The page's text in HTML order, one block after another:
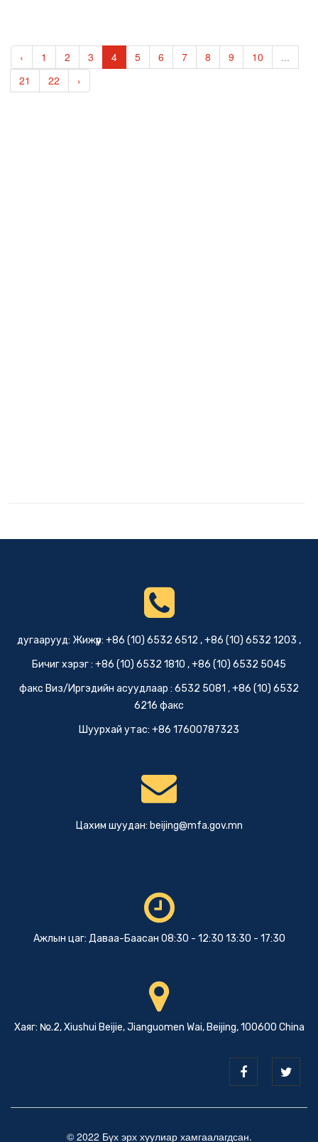
‹ 1 2 3 4 5 6 7 8 9 10
...
21
22 ›
дугаарууд: Жижүүр: +86 (10) 6532 6512 , +86 (10) 6532 1203 ,
Бичиг хэрэг : +86 (10) 6532 1810 , +86 (10) 6532 5045
факс Виз/Иргэдийн асуудлаар : 6532 5081 , +86 (10) 6532
6216 факс
Шуурхай утас: +86 17600787323
Цахим шуудан: beijing@mfa.gov.mn
Ажлын цаг: Даваа-Баасан 08:30 - 12:30 13:30 - 17:30
Хаяг: №.2, Xiushui Beijie, Jianguomen Wai, Beijing, 100600 China
© 2022 Бүх эрх хуулиар хамгаалагдсан.